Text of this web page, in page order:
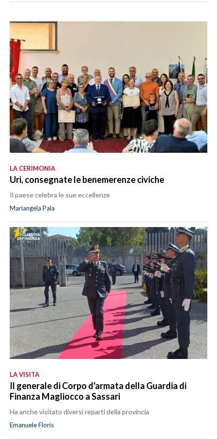
LA CERIMONIA
Uri, consegnate le benemerenze civiche
Il paese celebra le sue eccellenze
Mariangela Pala
LA VISITA
Il generale di Corpo d'armata della Guardia di
Finanza Magliocco a Sassari
Ha anche visitato diversi reparti della provincia
Emanuele Floris